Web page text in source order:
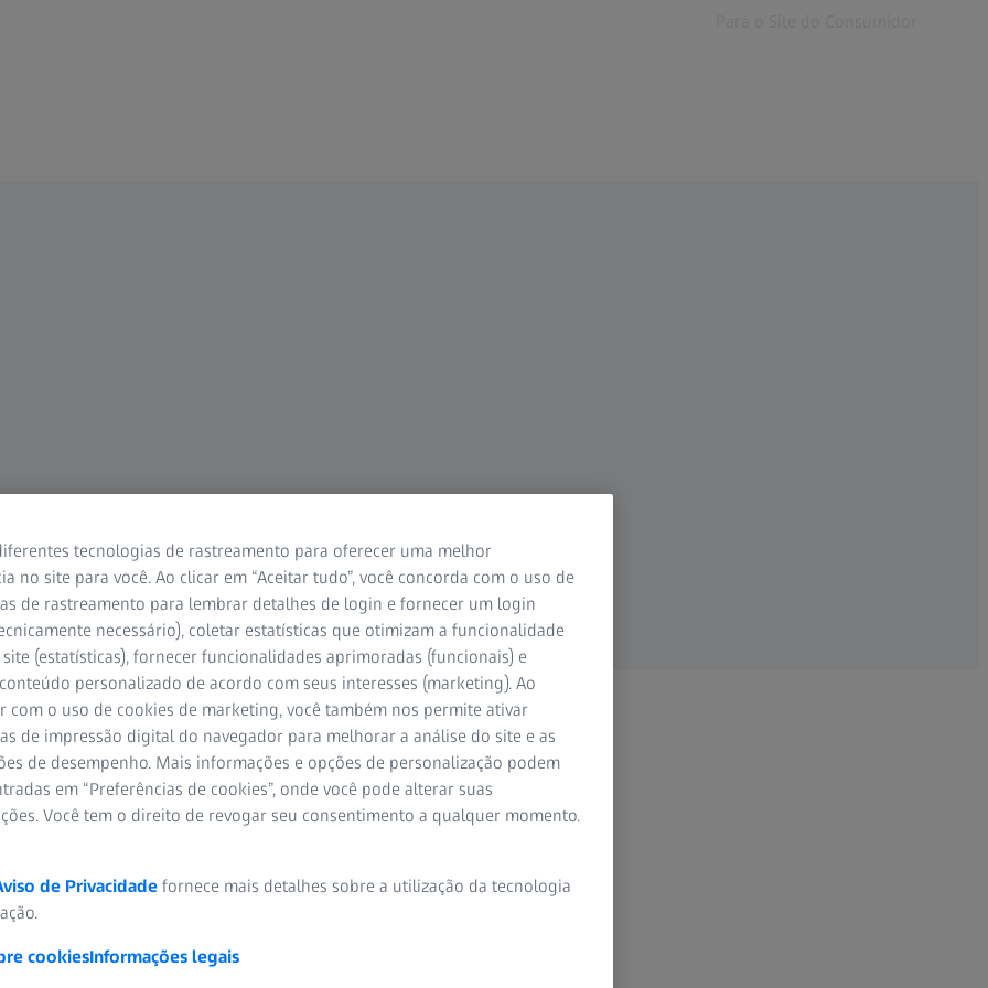
de ver
tecnologias de rastreamento para oferecer uma melhor
no site para você. Ao clicar em “Aceitar tudo”, você concorda com o uso de
de rastreamento para lembrar detalhes de login e fornecer um login
necessário), coletar estatísticas que otimizam a funcionalidade
(estatísticas), fornecer funcionalidades aprimoradas (funcionais) e
personalizado de acordo com seus interesses (marketing). Ao
com o uso de cookies de marketing, você também nos permite ativar
de impressão digital do navegador para melhorar a análise do site e as
de desempenho. Mais informações e opções de personalização podem
em “Preferências de cookies”, onde você pode alterar suas
Você tem o direito de revogar seu consentimento a qualquer momento.
de Privacidade fornece mais detalhes sobre a utilização da tecnologia
cookiesInformações legais